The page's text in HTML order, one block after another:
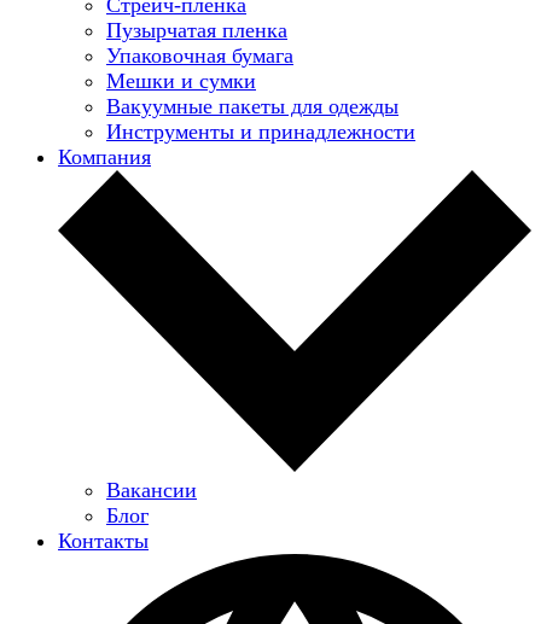
Стрейч-пленка
Пузырчатая пленка
Упаковочная бумага
Мешки и сумки
Вакуумные пакеты для одежды
Инструменты и принадлежности
Компания
Вакансии
Блог
Контакты